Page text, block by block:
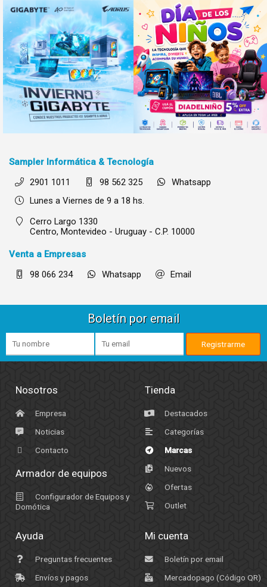
Sampler Informática & Tecnología
2901 1011
98 562 325
Whatsapp
Lunes a Viernes de 9 a 18 hs.
Cerro Largo 1330
Centro, Montevideo - Uruguay - C.P. 10000
Venta a Empresas
98 066 234
Whatsapp Email
Boletín por email
Nosotros
Empresa
Noticias
Contacto
Armador de equipos
Configurador de Equipos y
Domótica
Tienda
Destacados
Categorías
Marcas
Nuevos
Ofertas
Outlet
Ayuda
Preguntas frecuentes
Envíos y pagos
Mi cuenta
Boletín por email
Mercadopago (Código QR)